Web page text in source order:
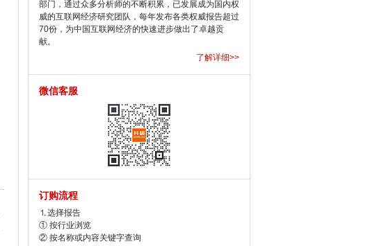
部门，通过众多分析师的不断积累，已发展成为国内权
威的互联网经济研究团队，每年发布各类权威报告超过
70份，为中国互联网经济的快速进步做出了卓越贡
献。
了解详细>>
微信客服
订购流程
⒈选择报告
① 按行业浏览
② 按名称或内容关键字查询